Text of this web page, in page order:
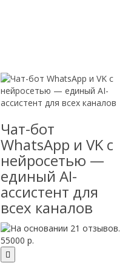
Чат-бот
WhatsApp и VK с
нейросетью —
единый AI-
ассистент для
всех каналов
55000 р.